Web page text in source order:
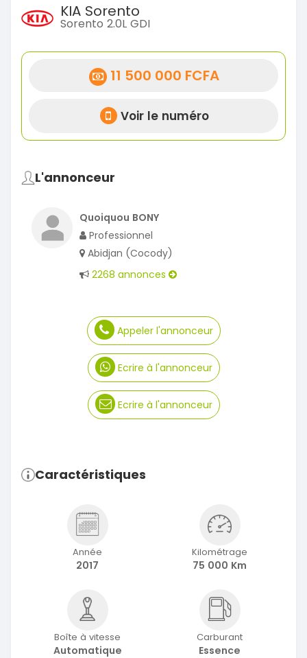
KIA Sorento
Sorento 2.0L GDI
11 500 000 FCFA
Voir le numéro
L'annonceur
Quoiquou BONY
Professionnel
Abidjan (Cocody)
2268 annonces
Appeler l'annonceur
Ecrire à l'annonceur
Ecrire à l'annonceur
Caractéristiques
Année
2017
Kilométrage
75 000 Km
Boîte à vitesse
Automatique
Carburant
Essence